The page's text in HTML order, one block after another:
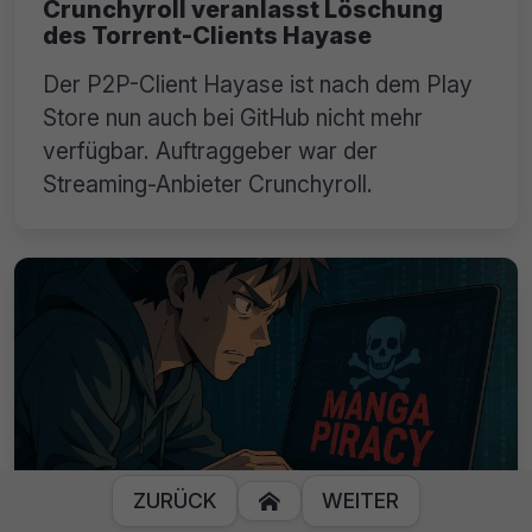
Crunchyroll veranlasst Löschung
des Torrent-Clients Hayase
Der P2P-Client Hayase ist nach dem Play
Store nun auch bei GitHub nicht mehr
verfügbar. Auftraggeber war der
Streaming-Anbieter Crunchyroll.
Piraterie-Trend 2025: Manga auf dem
ZURÜCK  WEITER